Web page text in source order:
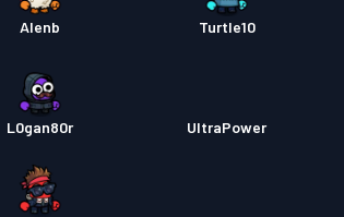
Alenb Turtle10
L0gan80r UltraPower